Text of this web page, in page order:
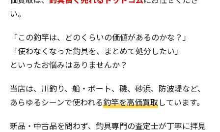
い。
「この釣竿は、どのくらいの価値があるのかな？」
「使わなくなった釣具を、まとめて処分したい」
といったお悩みはありませんか？
当店は、川釣り、船・ボート、磯、砂浜、防波堤など、
あらゆるシーンで使われる釣竿を高価買取しています。
新品・中古品を問わず、釣具専門の査定士が丁寧に拝見